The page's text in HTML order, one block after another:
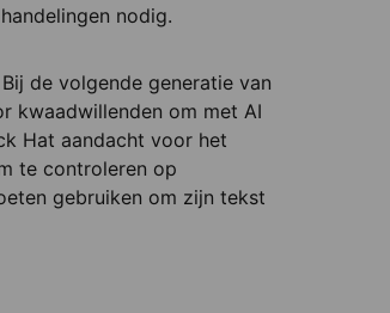
nodig.
de volgende generatie van
kwaadwillenden om met AI
Hat aandacht voor het
te controleren op
gebruiken om zijn tekst